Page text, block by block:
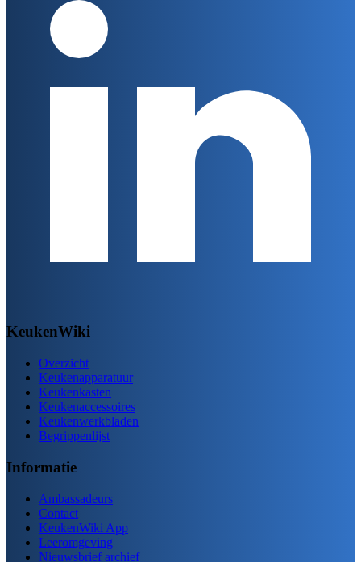
KeukenWiki
Overzicht
Keukenapparatuur
Keukenkasten
Keukenaccessoires
Keukenwerkbladen
Begrippenlijst
Informatie
Ambassadeurs
Contact
KeukenWiki App
Leeromgeving
Nieuwsbrief archief